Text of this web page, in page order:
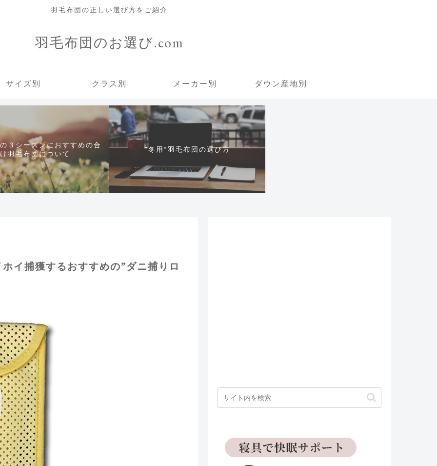
羽毛布団の正しい選び方をご紹介
羽毛布団のお選び.com
サイズ別 クラス別 メーカー別 ダウン産地別
３シーズンにおすすめの合
羽毛布団について
”冬用”羽毛布団の選び方
イ捕獲するおすすめの”ダニ捕りロ